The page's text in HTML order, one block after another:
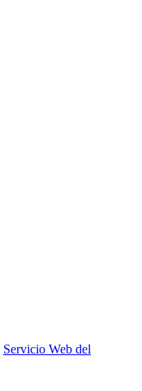
Servicio Web del